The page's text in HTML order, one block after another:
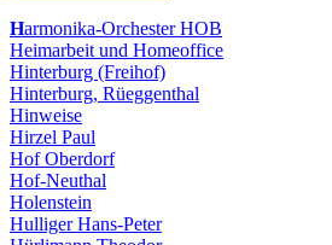
Harmonika-Orchester HOB
Heimarbeit und Homeoffice
Hinterburg (Freihof)
Hinterburg, Rüeggenthal
Hinweise
Hirzel Paul
Hof Oberdorf
Hof-Neuthal
Holenstein
Hulliger Hans-Peter